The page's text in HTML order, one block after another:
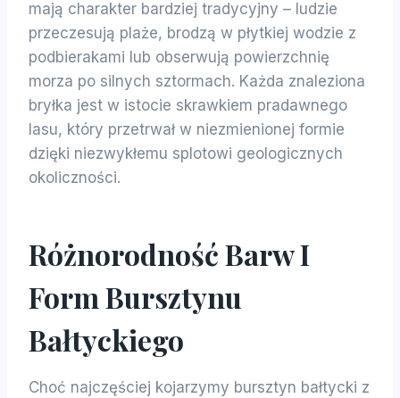
mają charakter bardziej tradycyjny – ludzie
przeczesują plaże, brodzą w płytkiej wodzie z
podbierakami lub obserwują powierzchnię
morza po silnych sztormach. Każda znaleziona
bryłka jest w istocie skrawkiem pradawnego
lasu, który przetrwał w niezmienionej formie
dzięki niezwykłemu splotowi geologicznych
okoliczności.
Różnorodność Barw I
Form Bursztynu
Bałtyckiego
Choć najczęściej kojarzymy bursztyn bałtycki z